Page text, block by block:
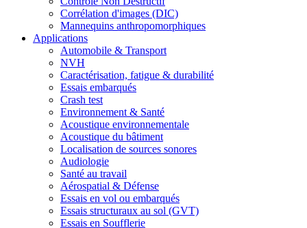
Corrélation d'images (DIC)
Mannequins anthropomorphiques
Applications
Automobile & Transport
NVH
Caractérisation, fatigue & durabilité
Essais embarqués
Crash test
Environnement & Santé
Acoustique environnementale
Acoustique du bâtiment
Localisation de sources sonores
Audiologie
Santé au travail
Aérospatial & Défense
Essais en vol ou embarqués
Essais structuraux au sol (GVT)
Essais en Soufflerie